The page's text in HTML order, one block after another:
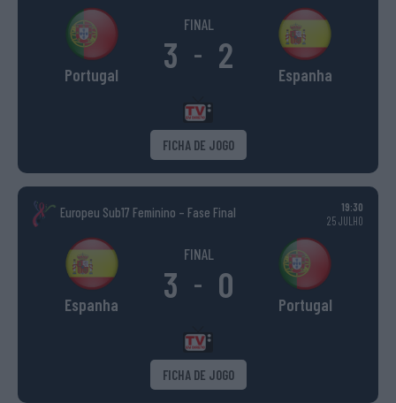
Portugal
FINAL
3 - 2 Espanha
FICHA DE JOGO
Europeu Sub17 Feminino – Fase Final
19:30
25 JULHO
Espanha
FINAL
3 - 0 Portugal
FICHA DE JOGO